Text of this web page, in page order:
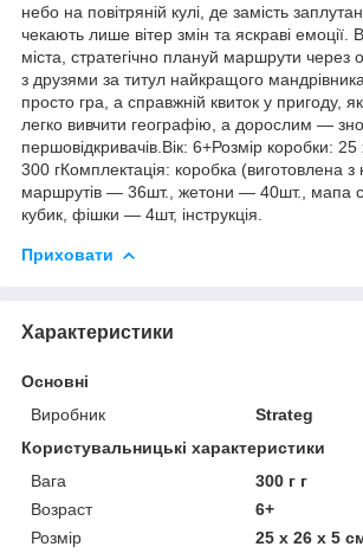
небо на повітряній кулі, де замість
чекають лише вітер змін та яскраві емоції.
міста, стратегічно плануй маршрути через
з друзями за титул найкращого
просто гра, а справжній квиток у пригоду,
легко вивчити географію, а дорослим —
першовідкривачів.Вік: 6+Розмір коробки:
300 гКомплектація: коробка (виготовлена з
маршрутів — 36шт., жетони — 40шт., мапа
кубик, фішки — 4шт, інструкція.
Приховати
Характеристики
Основні
Виробник
Strateg
Користувальницькі характеристики
Вага
300 г г
Возраст
6+
Розмір
25 х 26 х 5